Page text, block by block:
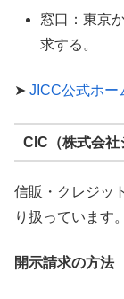
窓口：東京
求する。
➤ JICC公式ホー
CIC（株式会社
信販・クレジッ
り扱っています。
開示請求の方法